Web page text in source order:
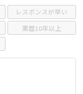
レスポンスが早い
業歴10年以上